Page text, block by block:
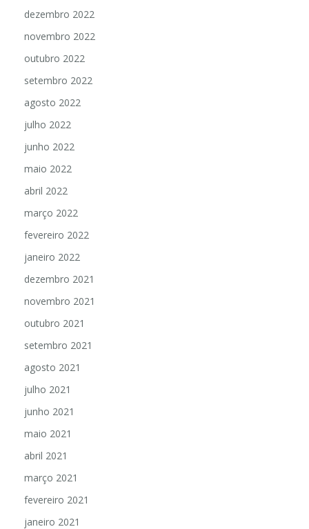
dezembro 2022
novembro 2022
outubro 2022
setembro 2022
agosto 2022
julho 2022
junho 2022
maio 2022
abril 2022
março 2022
fevereiro 2022
janeiro 2022
dezembro 2021
novembro 2021
outubro 2021
setembro 2021
agosto 2021
julho 2021
junho 2021
maio 2021
abril 2021
março 2021
fevereiro 2021
janeiro 2021